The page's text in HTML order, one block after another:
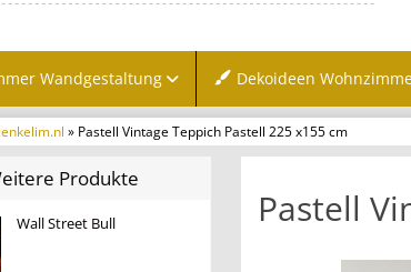
Wandgestaltung Dekoideen
» Pastell Vintage Teppich Pastell 225 x155 cm
Produkte
Wall Street Bull Pastell